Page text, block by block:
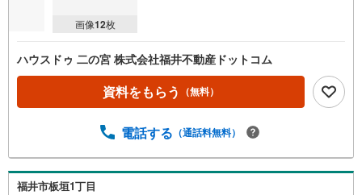
画像12枚
ハウスドゥ 二の宮 株式会社福井不動産ドットコム
資料をもらう （無料）
電話する （通話料無料）
福井市板垣1丁目